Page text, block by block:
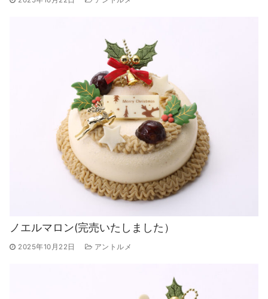
ノエルマロン(完売いたしました）
2025年10月22日 アントルメ